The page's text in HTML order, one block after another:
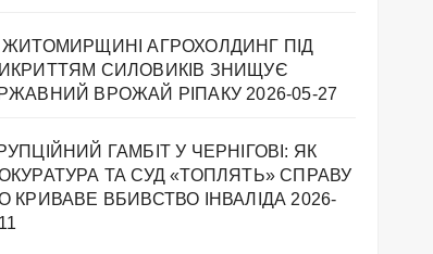
ЖИТОМИРЩИНІ АГРОХОЛДИНГ ПІД
СИЛОВИКІВ ЗНИЩУЄ
ВРОЖАЙ РІПАКУ
2026-05-27
ГАМБІТ У ЧЕРНІГОВІ: ЯК
ТА СУД «ТОПЛЯТЬ» СПРАВУ
КРИВАВЕ ВБИВСТВО ІНВАЛІДА 2026-